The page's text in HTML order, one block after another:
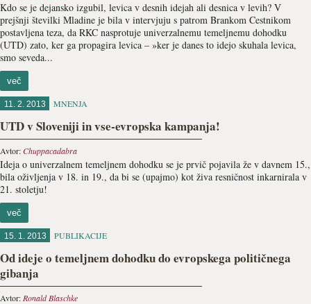
Kdo se je dejansko izgubil, levica v desnih idejah ali desnica v levih? V
prejšnji številki Mladine je bila v intervjuju s patrom Brankom Cestnikom
postavljena teza, da RKC nasprotuje univerzalnemu temeljnemu dohodku
(UTD) zato, ker ga propagira levica – »ker je danes to idejo skuhala levica,
smo seveda...
več
11. 2. 2013 MNENJA
UTD v Sloveniji in vse-evropska kampanja!
Avtor:Chuppacadabra
Ideja o univerzalnem temeljnem dohodku se je prvič pojavila že v davnem 15.,
bila oživljenja v 18. in 19., da bi se (upajmo) kot živa resničnost inkarnirala v
21. stoletju!
več
15. 1. 2013 PUBLIKACIJE
Od ideje o temeljnem dohodku do evropskega političnega
gibanja
Avtor: Ronald Blaschke